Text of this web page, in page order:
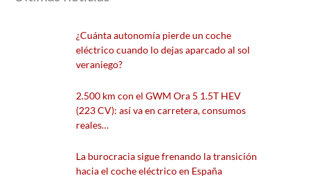
¿Cuánta autonomía pierde un coche
eléctrico cuando lo dejas aparcado al sol
veraniego?
2.500 km con el GWM Ora 5 1.5T HEV
(223 CV): así va en carretera, consumos
reales…
La burocracia sigue frenando la transición
hacia el coche eléctrico en España